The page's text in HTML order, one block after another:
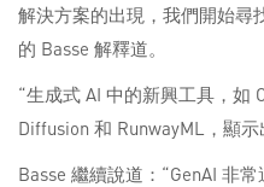
解決方案的出現，我們開始尋
的 Basse 解釋道。
“生成式 AI 中的新興工具，如
Diffusion 和 RunwayML，顯
Basse 繼續說道：“GenAI 非